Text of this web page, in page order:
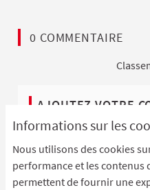
Informations sur les
Nous utilisons des cookies
performance et les contenus
permettent de fournir une
0 COMMENTAIRE
AJOUTEZ VOTRE
Pour ajouter votre
votre compteoucréez un